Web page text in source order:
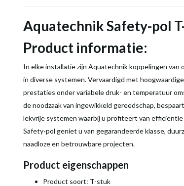
Aquatechnik Safety-pol
Product informatie:
In elke installatie zijn Aquatechnik koppelingen
in diverse systemen. Vervaardigd met
prestaties onder variabele druk- en temperatuur
de noodzaak van ingewikkeld gereedschap,
lekvrije systemen waarbij u profiteert van
Safety-pol geniet u van gegarandeerde klasse,
naadloze en betrouwbare projecten.
Product eigenschappen
Product soort: T-stuk